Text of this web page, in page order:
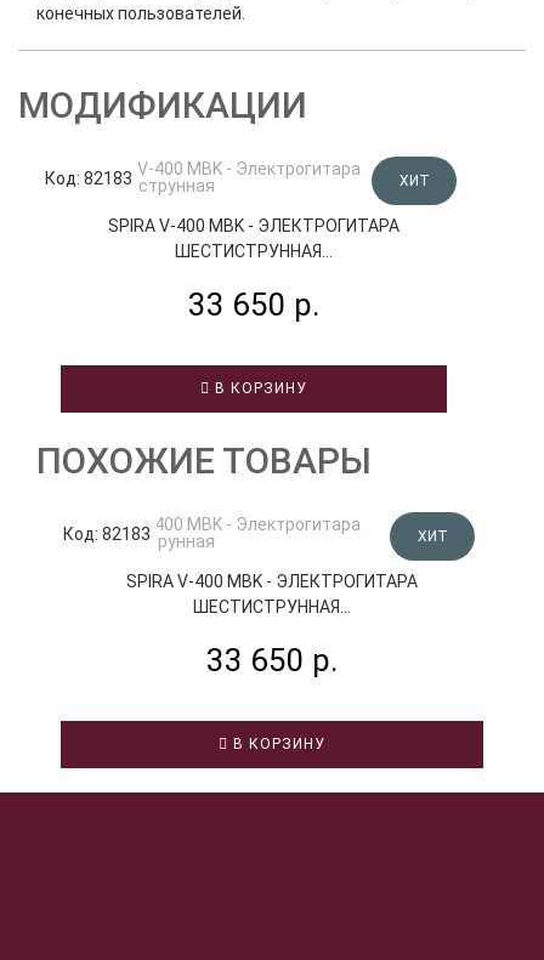
конечных пользователей.
МОДИФИКАЦИИ
Код: 82183 ХИТ
SPIRA V-400 MBK - ЭЛЕКТРОГИТАРА
ШЕСТИСТРУННАЯ...
33 650 р.
В КОРЗИНУ
ПОХОЖИЕ ТОВАРЫ
Код: 82183 ХИТ
SPIRA V-400 MBK - ЭЛЕКТРОГИТАРА
ШЕСТИСТРУННАЯ...
33 650 р.
В КОРЗИНУ